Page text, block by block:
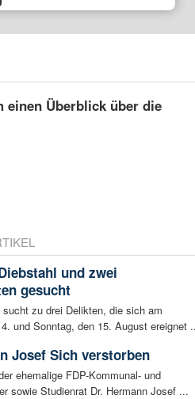
einen Überblick über die
und zwei
gesucht
zu drei Delikten, die sich am
und Sonntag, den 15. August ereignet
Josef Sich verstorben
ehemalige FDP-Kommunal- und
sowie Studienrat Dr. Hermann Josef ...